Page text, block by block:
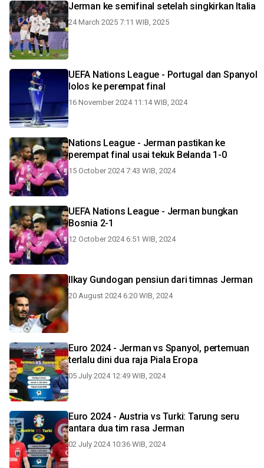
Jerman ke semifinal setelah singkirkan Italia
24 March 2025 7:11 WIB, 2025
UEFA Nations League - Portugal dan Spanyol
lolos ke perempat final
16 November 2024 11:14 WIB, 2024
Nations League - Jerman pastikan ke
perempat final usai tekuk Belanda 1-0
15 October 2024 7:43 WIB, 2024
UEFA Nations League - Jerman bungkan
Bosnia 2-1
12 October 2024 6:51 WIB, 2024
Ilkay Gundogan pensiun dari timnas Jerman
20 August 2024 6:20 WIB, 2024
Euro 2024 - Jerman vs Spanyol, pertemuan
terlalu dini dua raja Piala Eropa
05 July 2024 12:49 WIB, 2024
Euro 2024 - Austria vs Turki: Tarung seru
antara dua tim rasa Jerman
02 July 2024 10:36 WIB, 2024